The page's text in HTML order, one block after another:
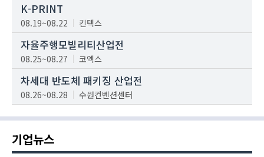
K-PRINT
08.19~08.22 킨텍스
자율주행모빌리티산업전
08.25~08.27 코엑스
차세대 반도체 패키징 산업전
08.26~08.28 수원컨벤션센터
기업뉴스